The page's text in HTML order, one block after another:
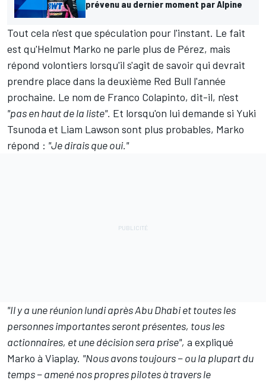
prévenu au dernier moment par Alpine
Tout cela n'est que spéculation pour l'instant. Le fait
est qu'Helmut Marko ne parle plus de Pérez, mais
répond volontiers lorsqu'il s'agit de savoir qui devrait
prendre place dans la deuxième Red Bull l'année
prochaine. Le nom de Franco Colapinto, dit-il, n'est
"pas en haut de la liste". Et lorsqu'on lui demande si Yuki
Tsunoda et Liam Lawson sont plus probables, Marko
répond : "Je dirais que oui."
"Il y a une réunion lundi après Abu Dhabiet toutes les
personnes importantes seront présentes, tous les
actionnaires, et une décision sera prise", a expliqué
Marko à Viaplay. "Nous avons toujours − ou la plupart du
temps − amené nos propres pilotes à travers le